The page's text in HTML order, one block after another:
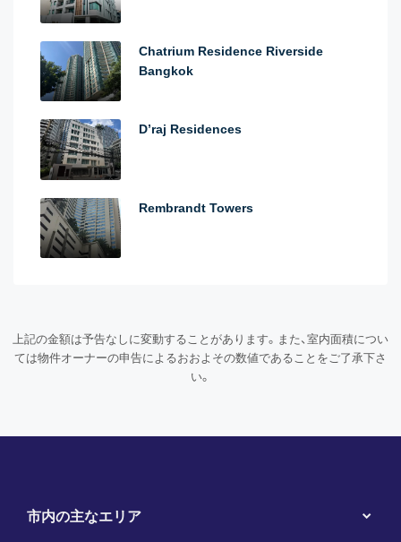
Chatrium Residence Riverside
Bangkok
D’raj Residences
Rembrandt Towers
上記の金額は予告なしに変動することがあります。また、室内面積につい
ては物件オーナーの申告によるおおよその数値であることをご了承下さ
い。
市内の主なエリア